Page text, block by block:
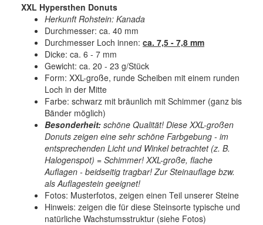
XXL Hypersthen Donuts
Herkunft Rohstein: Kanada
Durchmesser: ca. 40 mm
Durchmesser Loch innen: ca. 7,5 - 7,8 mm
Dicke: ca. 6 - 7 mm
Gewicht: ca. 20 - 23 g/Stück
Form: XXL-große, runde Scheiben mit einem runden
Loch in der Mitte
Farbe: schwarz mit bräunlich mit Schimmer (ganz bis
Bänder möglich)
Besonderheit: schöne Qualität! Diese XXL-großen
Donuts zeigen eine sehr schöne Farbgebung - im
entsprechenden Licht und Winkel betrachtet (z. B.
Halogenspot) = Schimmer! XXL-große, flache
Auflagen - beidseitig tragbar! Zur Steinauflage bzw.
als Auflagestein geeignet!
Fotos: Musterfotos, zeigen einen Teil unserer Steine
Hinweis: zeigen die für diese Steinsorte typische und
natürliche Wachstumsstruktur (siehe Fotos)